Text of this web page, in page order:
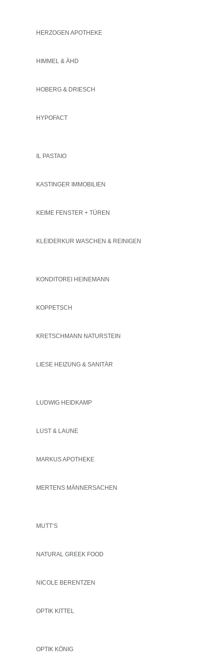
HERZOGEN APOTHEKE
HIMMEL & ÄHD
HOBERG & DRIESCH
HYPOFACT
IL PASTAIO
KASTINGER IMMOBILIEN
KEIME FENSTER + TÜREN
KLEIDERKUR WASCHEN & REINIGEN
KONDITOREI HEINEMANN
KOPPETSCH
KRETSCHMANN NATURSTEIN
LIESE HEIZUNG & SANITÄR
LUDWIG HEIDKAMP
LUST & LAUNE
MARKUS APOTHEKE
MERTENS MÄNNERSACHEN
MUTT’S
NATURAL GREEK FOOD
NICOLE BERENTZEN
OPTIK KITTEL
OPTIK KÖNIG